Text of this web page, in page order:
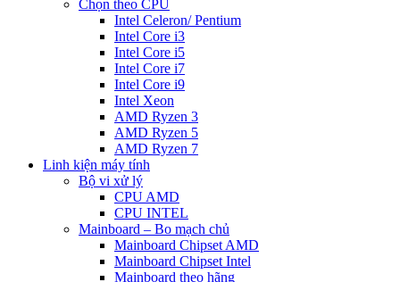
Chọn theo CPU
Intel Celeron/ Pentium
Intel Core i3
Intel Core i5
Intel Core i7
Intel Core i9
Intel Xeon
AMD Ryzen 3
AMD Ryzen 5
AMD Ryzen 7
Linh kiện máy tính
Bộ vi xử lý
CPU AMD
CPU INTEL
Mainboard – Bo mạch chủ
Mainboard Chipset AMD
Mainboard Chipset Intel
Mainboard theo hãng